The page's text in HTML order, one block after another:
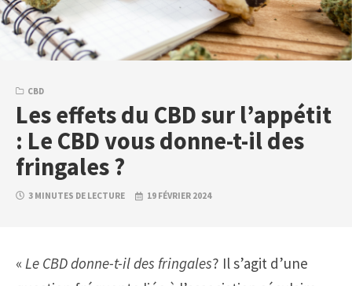
CBD
Les effets du CBD sur l’appétit
: Le CBD vous donne-t-il des
fringales ?
3 MINUTES DE LECTURE 19 FÉVRIER 2024
« Le CBD donne-t-il des fringales? Il s’agit d’une